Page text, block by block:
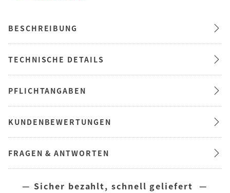
BESCHREIBUNG
TECHNISCHE DETAILS
PFLICHTANGABEN
KUNDENBEWERTUNGEN
FRAGEN & ANTWORTEN
— Sicher bezahlt, schnell geliefert —